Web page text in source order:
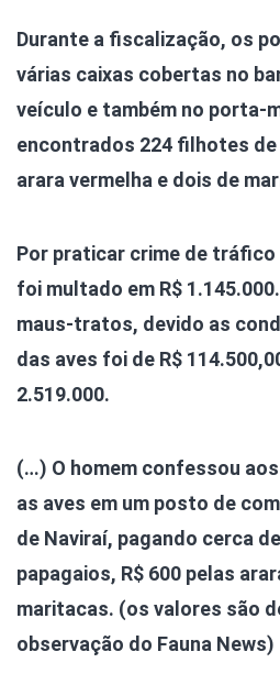
Durante a fiscalização, os
várias caixas cobertas no
veículo e também no porta-
encontrados 224 filhotes
arara vermelha e dois de
Por praticar crime de tráfico
foi multado em R$
maus-tratos, devido as
das aves foi de R$
2.519.000.
(…) O homem confessou
as aves em um posto de
de Naviraí, pagando cerca
papagaios, R$ 600 pelas
maritacas. (os valores são
observação do Fauna News)